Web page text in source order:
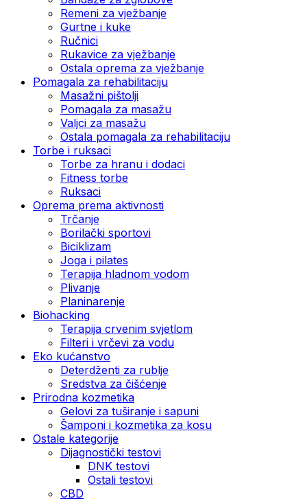
Remeni za vježbanje
Gurtne i kuke
Ručnici
Rukavice za vježbanje
Ostala oprema za vježbanje
Pomagala za rehabilitaciju
Masažni pištolji
Pomagala za masažu
Valjci za masažu
Ostala pomagala za rehabilitaciju
Torbe i ruksaci
Torbe za hranu i dodaci
Fitness torbe
Ruksaci
Oprema prema aktivnosti
Trčanje
Borilački sportovi
Biciklizam
Joga i pilates
Terapija hladnom vodom
Plivanje
Planinarenje
Biohacking
Terapija crvenim svjetlom
Filteri i vrčevi za vodu
Eko kućanstvo
Deterdženti za rublje
Sredstva za čišćenje
Prirodna kozmetika
Gelovi za tuširanje i sapuni
Šamponi i kozmetika za kosu
Ostale kategorije
Dijagnostički testovi
DNK testovi
Ostali testovi
CBD